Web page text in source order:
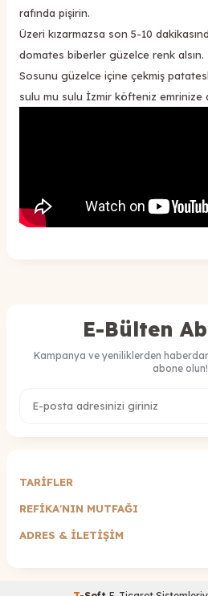
rafında pişirin.
Üzeri kızarmazsa son 5-10
domates biberler güzelce renk alsın.
Sosunu güzelce içine çekmiş
sulu mu sulu İzmir köfteniz emrinize
E-Bülten
Kampanya ve yeniliklerden
abone olun!
TARİFLER
REFİKA'NIN MUTFAĞI
ADRES & İLETIŞIM